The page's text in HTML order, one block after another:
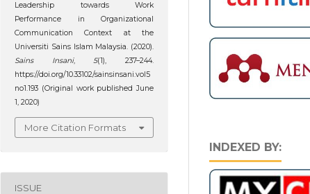
Leadership towards Work
Performance in Organizational
Communication Context at the
Universiti Sains Islam Malaysia. (2020).
Sains Insani,5(1), 237–244.
https://doi.org/10.33102/sainsinsani.vol5
no1.193 (Original work published June
1, 2020)
More Citation Formats
ISSUE
INDEXED BY: